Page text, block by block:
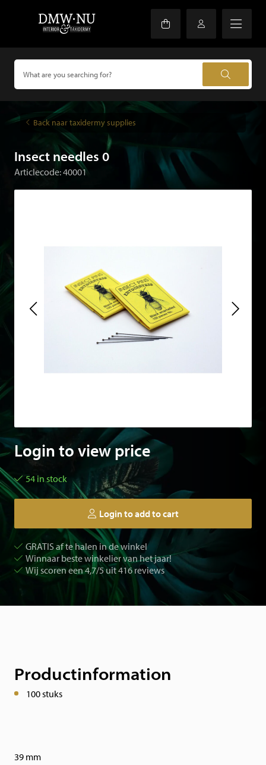
Back naar taxidermy supplies
Insect needles 0
Articlecode: 40001
Login to view price
54 in stock
Login to add to cart
GRATIS af te halen in de winkel
Winnaar beste winkelier van het jaar!
Wij scoren een 4,7/5 uit 416 reviews
Productinformation
100 stuks
39 mm